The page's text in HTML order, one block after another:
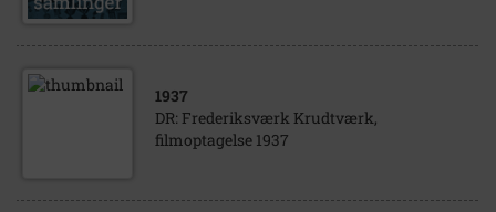
1937
DR: Frederiksværk Krudtværk,
filmoptagelse 1937